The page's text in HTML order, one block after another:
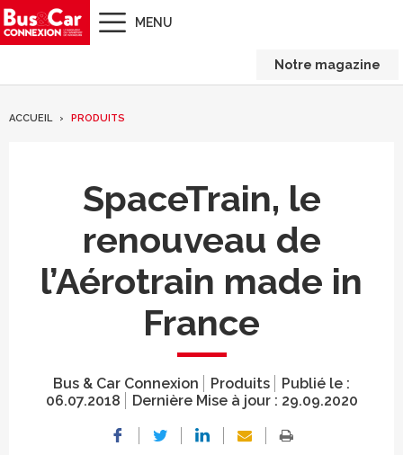
MENU
Notre magazine
ACCUEIL PRODUITS
SpaceTrain, le
renouveau de
l’Aérotrain made in
France
Bus & Car Connexion Produits
Publié le :
06.07.2018
Dernière Mise à jour : 29.09.2020